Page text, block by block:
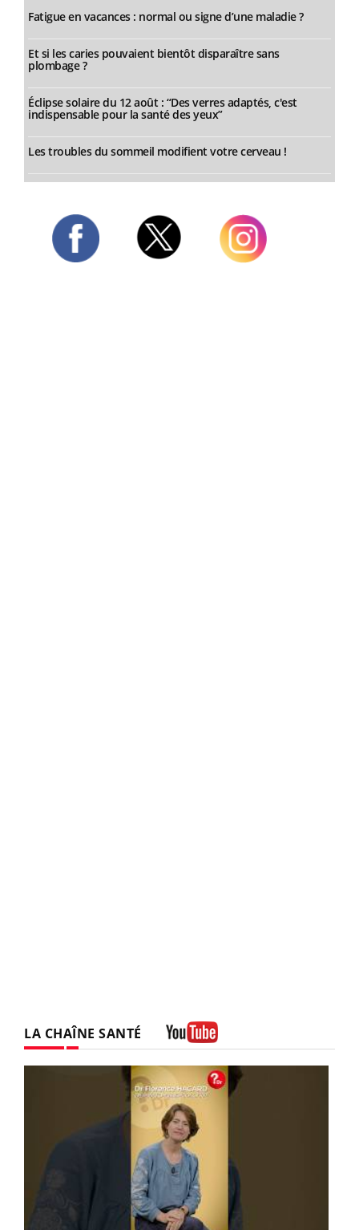
Fatigue en vacances : normal ou signe d’une maladie ?
Et si les caries pouvaient bientôt disparaître sans
plombage ?
Éclipse solaire du 12 août : “Des verres adaptés, c'est
indispensable pour la santé des yeux”
Les troubles du sommeil modifient votre cerveau !
LA CHAÎNE SANTÉ